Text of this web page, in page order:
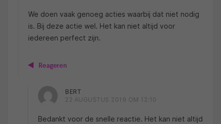
We doen vaak genoeg acties waarbij dat niet nodig
is. Bij deze actie wel. Het kan niet altijd voor
iedereen perfect zijn.
Reageren
BERT
22 AUGUSTUS 2019 OM 12:10
Bedankt voor de snelle reactie. Het kan niet altijd